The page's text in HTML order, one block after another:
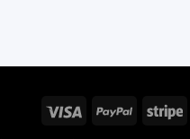
Visa PayPal